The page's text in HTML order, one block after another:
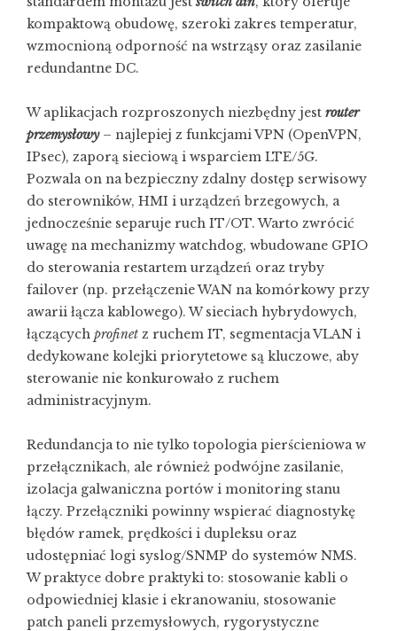
kompaktową obudowę, szeroki zakres temperatur,
wzmocnioną odporność na wstrząsy oraz zasilanie
redundantne DC.
W aplikacjach rozproszonych niezbędny jest router
przemysłowy– najlepiej z funkcjami VPN (OpenVPN,
IPsec), zaporą sieciową i wsparciem LTE/5G.
Pozwala on na bezpieczny zdalny dostęp serwisowy
do sterowników, HMI i urządzeń brzegowych, a
jednocześnie separuje ruch IT/OT. Warto zwrócić
uwagę na mechanizmy watchdog, wbudowane GPIO
do sterowania restartem urządzeń oraz tryby
failover (np. przełączenie WAN na komórkowy przy
awarii łącza kablowego). W sieciach hybrydowych,
łączących profinet z ruchem IT, segmentacja VLAN i
dedykowane kolejki priorytetowe są kluczowe, aby
sterowanie nie konkurowało z ruchem
administracyjnym.
Redundancja to nie tylko topologia pierścieniowa w
przełącznikach, ale również podwójne zasilanie,
izolacja galwaniczna portów i monitoring stanu
łączy. Przełączniki powinny wspierać diagnostykę
błędów ramek, prędkości i dupleksu oraz
udostępniać logi syslog/SNMP do systemów NMS.
W praktyce dobre praktyki to: stosowanie kabli o
odpowiedniej klasie i ekranowaniu, stosowanie
patch paneli przemysłowych, rygorystyczne